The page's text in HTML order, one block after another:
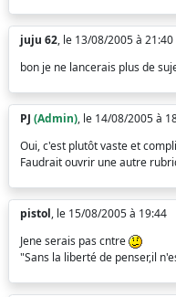
juju 62, le 13/08/2005 à 21:40
bon je ne lancerais plus de
PJ (Admin), le 14/08/2005 à
Oui, c'est plutôt vaste et
Faudrait ouvrir une autre
pistol, le 15/08/2005 à 19:44
Jene serais pas cntre
"Sans la liberté de penser,il